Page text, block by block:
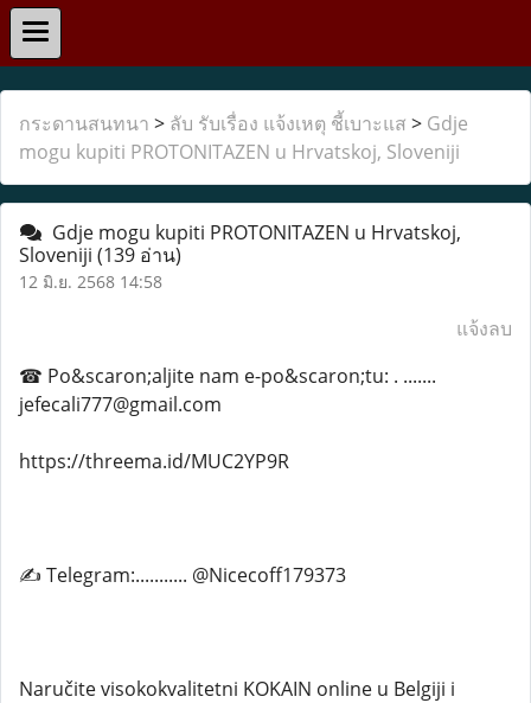
กระดานสนทนา > ลับ รับเรื่อง แจ้งเหตุ ชี้เบาะแส > Gdje
mogu kupiti PROTONITAZEN u Hrvatskoj, Sloveniji
Gdje mogu kupiti PROTONITAZEN u Hrvatskoj,
Sloveniji (139 อ่าน)
12 มิ.ย. 2568 14:58
แจ้งลบ
☎ Po&scaron;aljite nam e-po&scaron;tu: . .......
jefecali777@gmail.com
https://threema.id/MUC2YP9R
✍ Telegram:........... @Nicecoff179373
Naručite visokokvalitetni KOKAIN online u Belgiji i